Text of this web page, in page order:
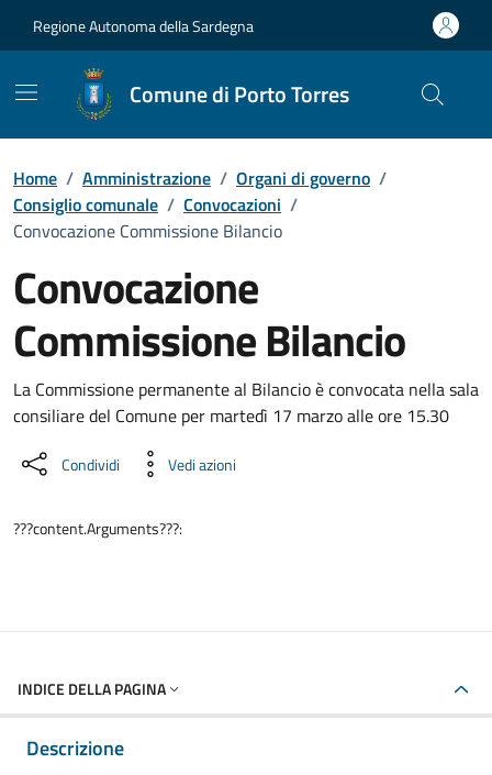
Regione Autonoma della Sardegna
Comune di Porto Torres
Home / Amministrazione / Organi di governo /
Consiglio comunale / Convocazioni /
Convocazione Commissione Bilancio
Convocazione
Commissione Bilancio
???portal.DettaglioConvocazione???
La Commissione permanente al Bilancio è convocata nella sala
consiliare del Comune per martedì 17 marzo alle ore 15.30
Condividi Vedi azioni
???content.Arguments???:
INDICE DELLA PAGINA
Descrizione